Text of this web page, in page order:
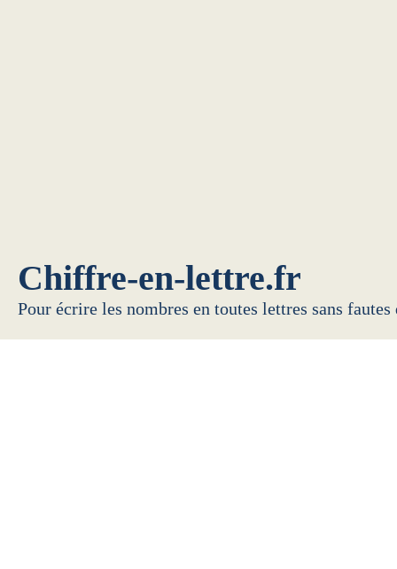
Chiffre-en-lettre.fr
Pour écrire les nombres en toutes lettres sans